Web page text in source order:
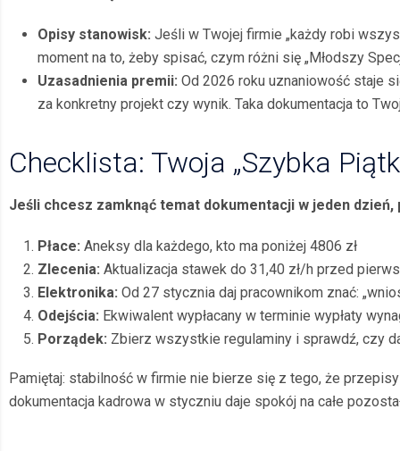
Opisy stanowisk: Jeśli w Twojej firmie „każdy robi
moment na to, żeby spisać, czym różni się „Młodszy
Uzasadnienia premii: Od 2026 roku uznaniowość staje
za konkretny projekt czy wynik. Taka dokumentacja to
Checklista: Twoja „Szybka
Jeśli chcesz zamknąć temat dokumentacji w jeden dzień,
Płace: Aneksy dla każdego, kto ma poniżej 4806 zł
Zlecenia: Aktualizacja stawek do 31,40 zł/h przed
Elektronika: Od 27 stycznia daj pracownikom znać:
Odejścia: Ekwiwalent wypłacany w terminie wypłaty
Porządek: Zbierz wszystkie regulaminy i sprawdź, czy
Pamiętaj: stabilność w firmie nie bierze się z tego, że
dokumentacja kadrowa w styczniu daje spokój na całe